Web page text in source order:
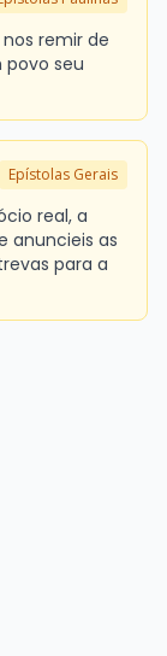
remir de
povo seu
Epístolas Gerais
real, a
anuncieis as
para a